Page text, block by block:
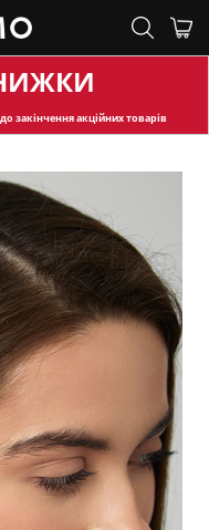
закінчення акційних товарів